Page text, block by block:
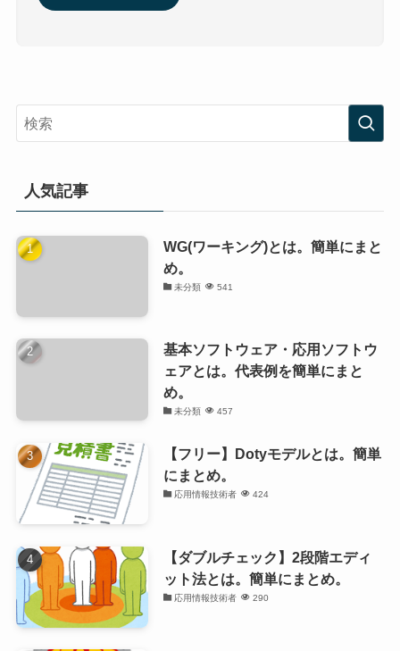
人気記事
WG(ワーキング)とは。簡単にまと
め。
未分類 541
基本ソフトウェア・応用ソフトウ
ェアとは。代表例を簡単にまと
め。
未分類 457
【フリー】Dotyモデルとは。簡単
にまとめ。
応用情報技術者 424
【ダブルチェック】2段階エディ
ット法とは。簡単にまとめ。
応用情報技術者 290